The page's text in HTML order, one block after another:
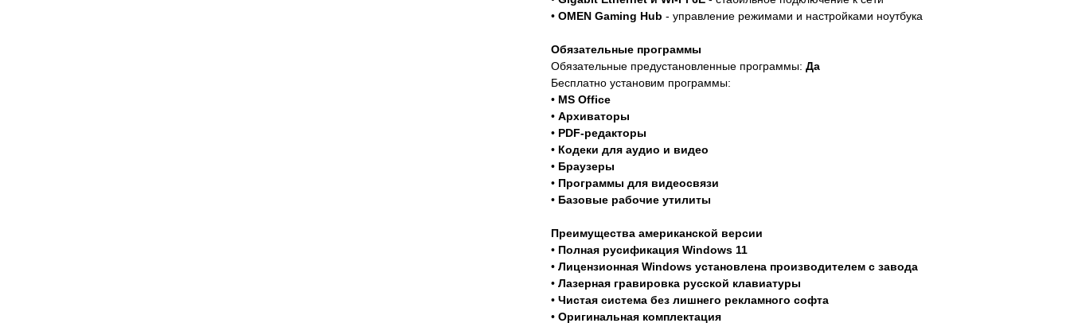
• OMEN Gaming Hub - управление режимами и настройками ноутбука
Обязательные программы
Обязательные предустановленные программы: Да
Бесплатно установим программы:
• MS Office
• Архиваторы
• PDF-редакторы
• Кодеки для аудио и видео
• Браузеры
• Программы для видеосвязи
• Базовые рабочие утилиты
Преимущества американской версии
• Полная русификация Windows 11
• Лицензионная Windows установлена производителем с завода
• Лазерная гравировка русской клавиатуры
• Чистая система без лишнего рекламного софта
• Оригинальная комплектация